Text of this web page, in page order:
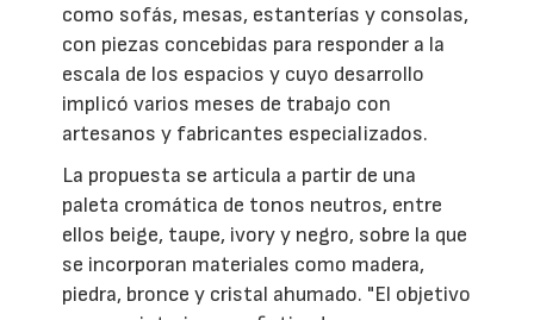
como sofás, mesas, estanterías y consolas,
con piezas concebidas para responder a la
escala de los espacios y cuyo desarrollo
implicó varios meses de trabajo con
artesanos y fabricantes especializados.
La propuesta se articula a partir de una
paleta cromática de tonos neutros, entre
ellos beige, taupe, ivory y negro, sobre la que
se incorporan materiales como madera,
piedra, bronce y cristal ahumado. "El objetivo